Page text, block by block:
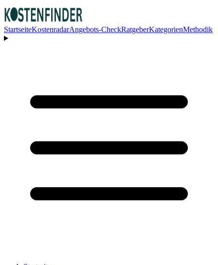
StartseiteKostenradarAngebots-CheckRatgeberKategorienMethodik